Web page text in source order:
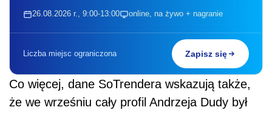
26.08.2026 r., 9:00-13:00 online, na żywo + nagranie
Liczba miejsc ograniczona Zapisz się
Co więcej, dane SoTrendera wskazują także,
że we wrześniu cały profil Andrzeja Dudy był